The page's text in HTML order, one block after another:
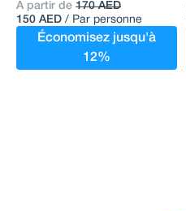
À partir de 170 AED
150 AED / Par personne
Économisez jusqu'à
12%